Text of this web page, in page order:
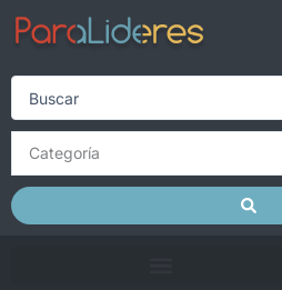
Skip
content
Search